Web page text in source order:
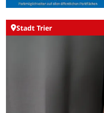
Stadt Trier